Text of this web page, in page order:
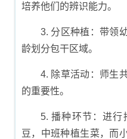
培养他们的辨识能力。
3. 分区种植：带领
龄划分包干区域。
4. 除草活动：师生
的重要性。
5. 播种环节：进行
豆，中班种植生菜，而